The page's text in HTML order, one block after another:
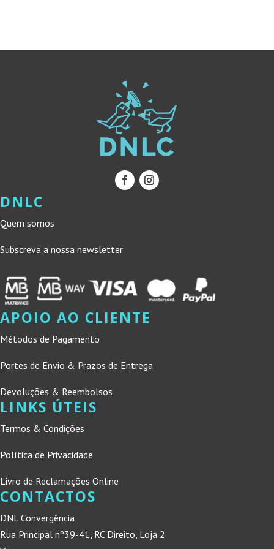
DNLC
Quem somos
Subscreva a nossa newsletter
APOIO AO CLIENTE
Métodos de Pagamento
Portes de Envio & Prazos de Entrega
Devoluções & Reembolsos
LINKS ÚTEIS
Termos & Condições
Política de Privacidade
Livro de Reclamações Online
CONTACTOS
DNL Convergência
Rua Principal nº39-41, RC Direito, Loja 2